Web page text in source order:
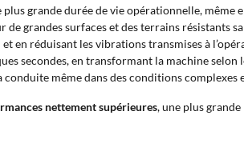
grande durée de vie opérationnelle, même
grandes surfaces et des terrains résistants
en réduisant les vibrations transmises à
secondes, en transformant la machine selon
même dans des conditions complexes
nettement supérieures, une plus